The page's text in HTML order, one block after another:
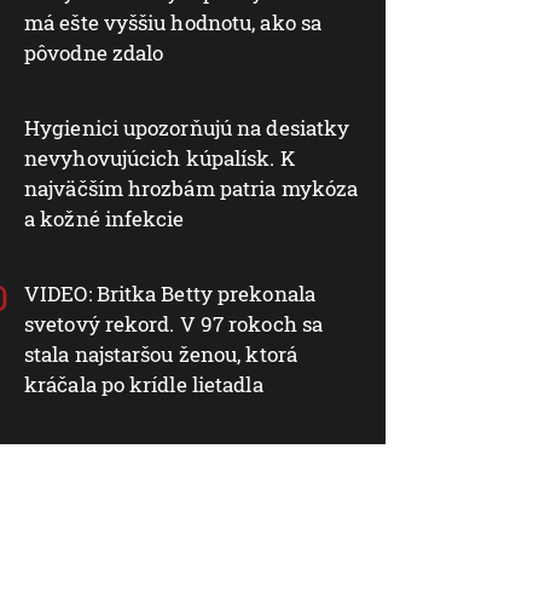
má ešte vyššiu hodnotu, ako sa
pôvodne zdalo
Hygienici upozorňujú na desiatky
nevyhovujúcich kúpalísk. K
najväčším hrozbám patria mykóza
a kožné infekcie
VIDEO: Britka Betty prekonala
svetový rekord. V 97 rokoch sa
stala najstaršou ženou, ktorá
kráčala po krídle lietadla